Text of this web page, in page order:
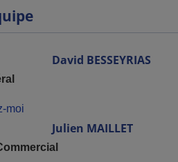
David BESSEYRIAS
moi
Julien MAILLET